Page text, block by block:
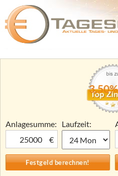
Zum
Anlagesumme:
€
Laufzeit: